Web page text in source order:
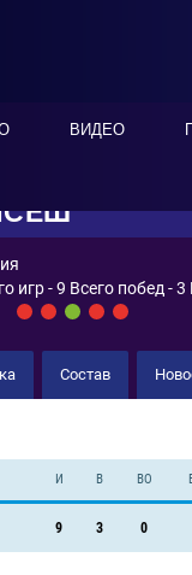
ВИДЕО
игр - 9 Всего побед -
Состав
И В ВО
9 3 0